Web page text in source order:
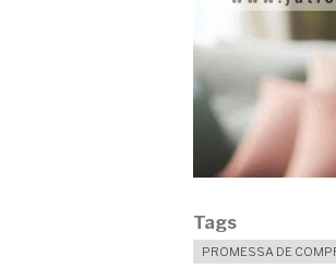
Tags
PROMESSA DE